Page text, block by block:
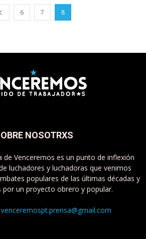
6 7 8
NOSOTRXS
de Venceremos es un punto de inflexión
luchadores y luchadoras que venimos
populares de las últimas décadas y
por un proyecto obrero y popular.
venceremospt.prensa@gmail.com